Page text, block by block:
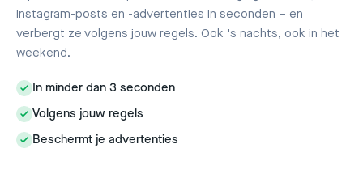
Instagram-posts en -advertenties in seconden – en
verbergt ze volgens jouw regels. Ook 's nachts, ook in het
weekend.
In minder dan 3 seconden
Volgens jouw regels
Beschermt je advertenties